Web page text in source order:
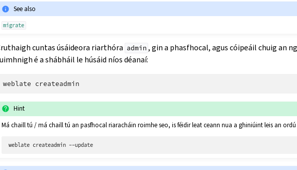
See also
migrate
cuntas úsáideora riarthóra admin , gin a phasfhocal, agus cóipeáil chuig an
é a shábháil le húsáid níos déanaí:
weblate
Hint
Má chaill tú / má chaill tú an pasfhocal riaracháin roimhe seo, is féidir leat ceann nua a ghiniúint leis an ordú
weblate createadmin